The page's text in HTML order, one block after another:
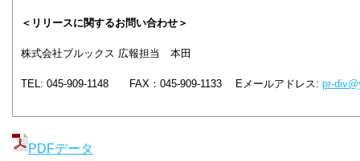
＜リリースに関するお問い合わせ＞
株式会社ブルックス 広報担当 本田
TEL: 045-909-1148 FAX：045-909-1133 Eメールアドレス: pr-
PDFデータ